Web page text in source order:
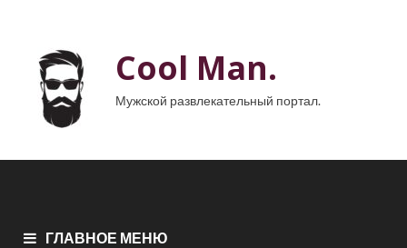
Cool Man.
Мужской развлекательный портал.
ГЛАВНОЕ МЕНЮ